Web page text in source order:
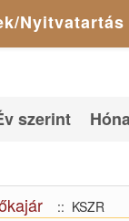
Nyitvatartás
szerint
:: KSZR